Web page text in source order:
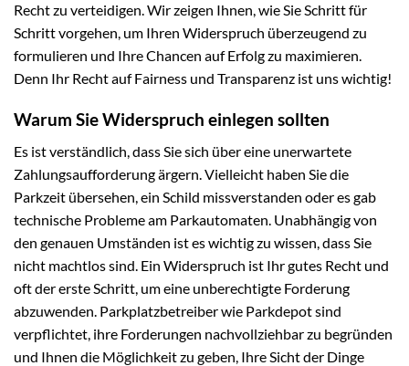
Recht zu verteidigen. Wir zeigen Ihnen, wie Sie Schritt für
Schritt vorgehen, um Ihren Widerspruch überzeugend zu
formulieren und Ihre Chancen auf Erfolg zu maximieren.
Denn Ihr Recht auf Fairness und Transparenz ist uns wichtig!
Warum Sie Widerspruch einlegen sollten
Es ist verständlich, dass Sie sich über eine unerwartete
Zahlungsaufforderung ärgern. Vielleicht haben Sie die
Parkzeit übersehen, ein Schild missverstanden oder es gab
technische Probleme am Parkautomaten. Unabhängig von
den genauen Umständen ist es wichtig zu wissen, dass Sie
nicht machtlos sind. Ein Widerspruch ist Ihr gutes Recht und
oft der erste Schritt, um eine unberechtigte Forderung
abzuwenden. Parkplatzbetreiber wie Parkdepot sind
verpflichtet, ihre Forderungen nachvollziehbar zu begründen
und Ihnen die Möglichkeit zu geben, Ihre Sicht der Dinge